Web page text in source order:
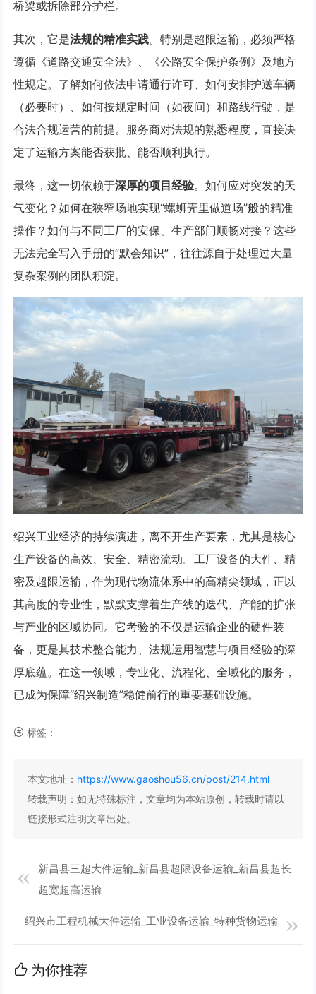
桥梁或拆除部分护栏。
其次，它是法规的精准实践。特别是超限运输，必须严格
遵循《道路交通安全法》、《公路安全保护条例》及地方
性规定。了解如何依法申请通行许可、如何安排护送车辆
（必要时）、如何按规定时间（如夜间）和路线行驶，是
合法合规运营的前提。服务商对法规的熟悉程度，直接决
定了运输方案能否获批、能否顺利执行。
最终，这一切依赖于深厚的项目经验。如何应对突发的天
气变化？如何在狭窄场地实现“螺蛳壳里做道场”般的精准
操作？如何与不同工厂的安保、生产部门顺畅对接？这些
无法完全写入手册的“默会知识”，往往源自于处理过大量
复杂案例的团队积淀。
绍兴工业经济的持续演进，离不开生产要素，尤其是核心
生产设备的高效、安全、精密流动。工厂设备的大件、精
密及超限运输，作为现代物流体系中的高精尖领域，正以
其高度的专业性，默默支撑着生产线的迭代、产能的扩张
与产业的区域协同。它考验的不仅是运输企业的硬件装
备，更是其技术整合能力、法规运用智慧与项目经验的深
厚底蕴。在这一领域，专业化、流程化、全域化的服务，
已成为保障“绍兴制造”稳健前行的重要基础设施。
标签：
本文地址： https://www.gaoshou56.cn/post/214.html
转载声明：如无特殊标注，文章均为本站原创，转载时请以
链接形式注明文章出处。
新昌县三超大件运输_新昌县超限设备运输_新昌县超长
超宽超高运输
绍兴市工程机械大件运输_工业设备运输_特种货物运输
为你推荐